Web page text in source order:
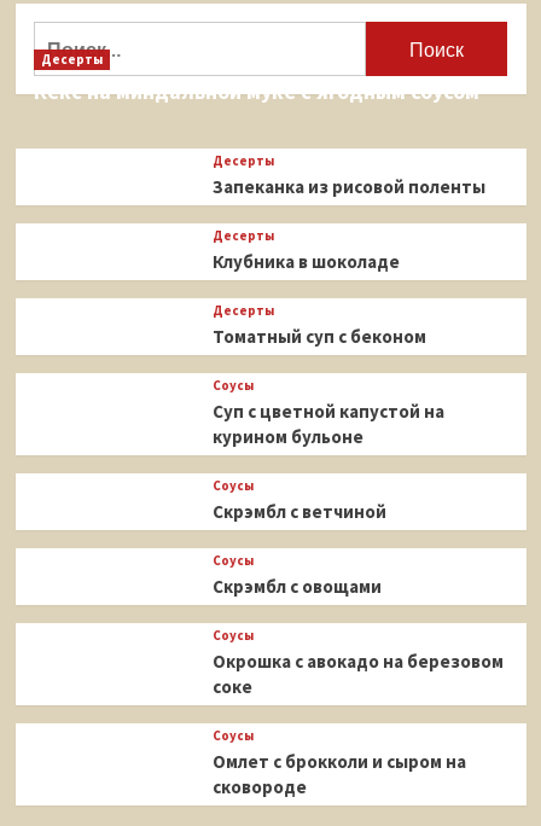
и
Десерты
Кекс на миндальной муке с ягодным соусом
Десерты
Запеканка из рисовой поленты
Десерты
Клубника в шоколаде
Десерты
Томатный суп с беконом
Соусы
Суп с цветной капустой на
курином бульоне
Соусы
Скрэмбл с ветчиной
Соусы
Скрэмбл с овощами
Соусы
Окрошка с авокадо на березовом
соке
Соусы
Омлет с брокколи и сыром на
сковороде